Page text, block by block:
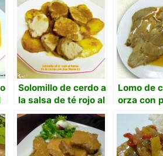
Solomillo de cerdo a
la salsa de té rojo al
horno
Lomo de
orza con
lo pobre